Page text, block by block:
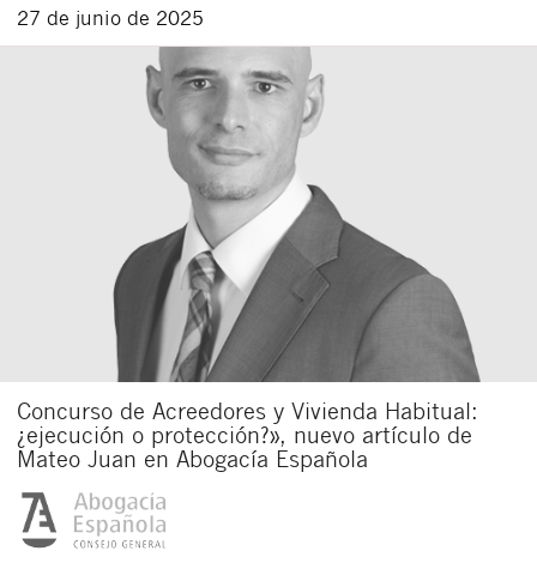
27 de junio de 2025
Concurso de Acreedores y Vivienda Habitual:
¿ejecución o protección?», nuevo artículo de
Mateo Juan en Abogacía Española